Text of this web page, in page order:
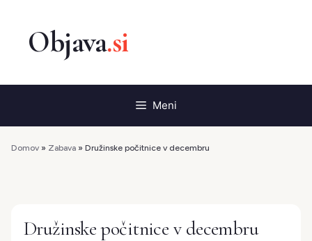
vsebino
Meni
Domov » Zabava » Družinske počitnice v decembru
Družinske počitnice v decembru